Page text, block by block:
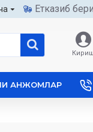
Етказиб
Кириш
АНЖОМЛАР